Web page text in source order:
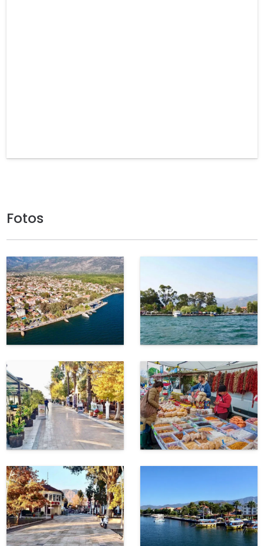
Fotos